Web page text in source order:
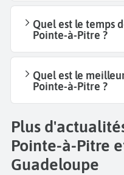
Quel est le temps
Pointe-à-Pitre ?
Quel est le
Pointe-à-Pitre ?
Plus
Pointe-à-Pitre
Guadeloupe